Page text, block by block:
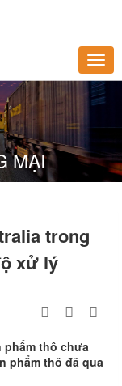
MẠI
trong
xử lý
phẩm thô chưa
phẩm thô đã qua